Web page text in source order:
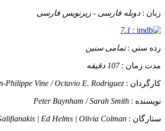
زبان : دوبله فارسی - زیرنویس فارسی
:
7.1
رده سني :تمامی سنین
مدت زمان :107 دقیقه
کارگردان : Philippe Vine / Octavio E. Rodriguez
نويسنده : Peter Baynham / Sarah Smith
ستارگان : | Ed Helms | Olivia Colman